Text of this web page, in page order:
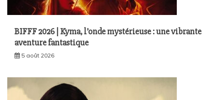
BIFFF 2026 | Kyma, l’onde mystérieuse : une vibrante
aventure fantastique
5 août 2026